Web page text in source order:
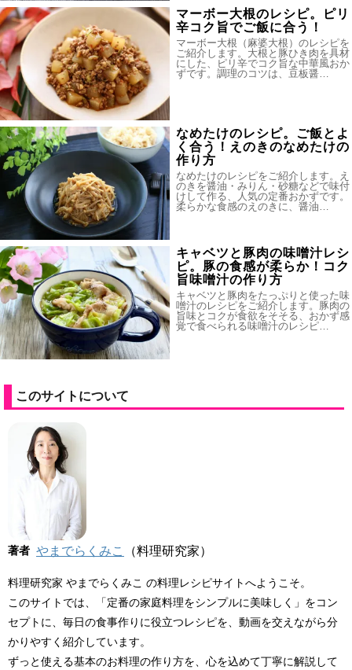
マーボー大根のレシピ。ピリ
辛コク旨でご飯に合う！
マーボー大根（麻婆大根）のレシピを
ご紹介します。大根と豚ひき肉を具材
にした、ピリ辛でコク旨な中華風おか
ずです。調理のコツは、豆板醤…
なめたけのレシピ。ご飯とよ
く合う！えのきのなめたけの
作り方
なめたけのレシピをご紹介します。え
のきを醤油・みりん・砂糖などで味付
けして作る、人気の定番おかずです。
柔らかな食感のえのきに、醤油…
キャベツと豚肉の味噌汁レシ
ピ。豚の食感が柔らか！コク
旨味噌汁の作り方
キャベツと豚肉をたっぷりと使った味
噌汁のレシピをご紹介します。豚肉の
旨味とコクが食欲をそそる、おかず感
覚で食べられる味噌汁のレシピ…
このサイトについて
著者 やまでらくみこ （料理研究家）
料理研究家 やまでらくみこ の料理レシピサイトへようこそ。
このサイトでは、「定番の家庭料理をシンプルに美味しく」をコン
セプトに、毎日の食事作りに役立つレシピを、動画を交えながら分
かりやすく紹介しています。
ずっと使える基本のお料理の作り方を、心を込めて丁寧に解説して